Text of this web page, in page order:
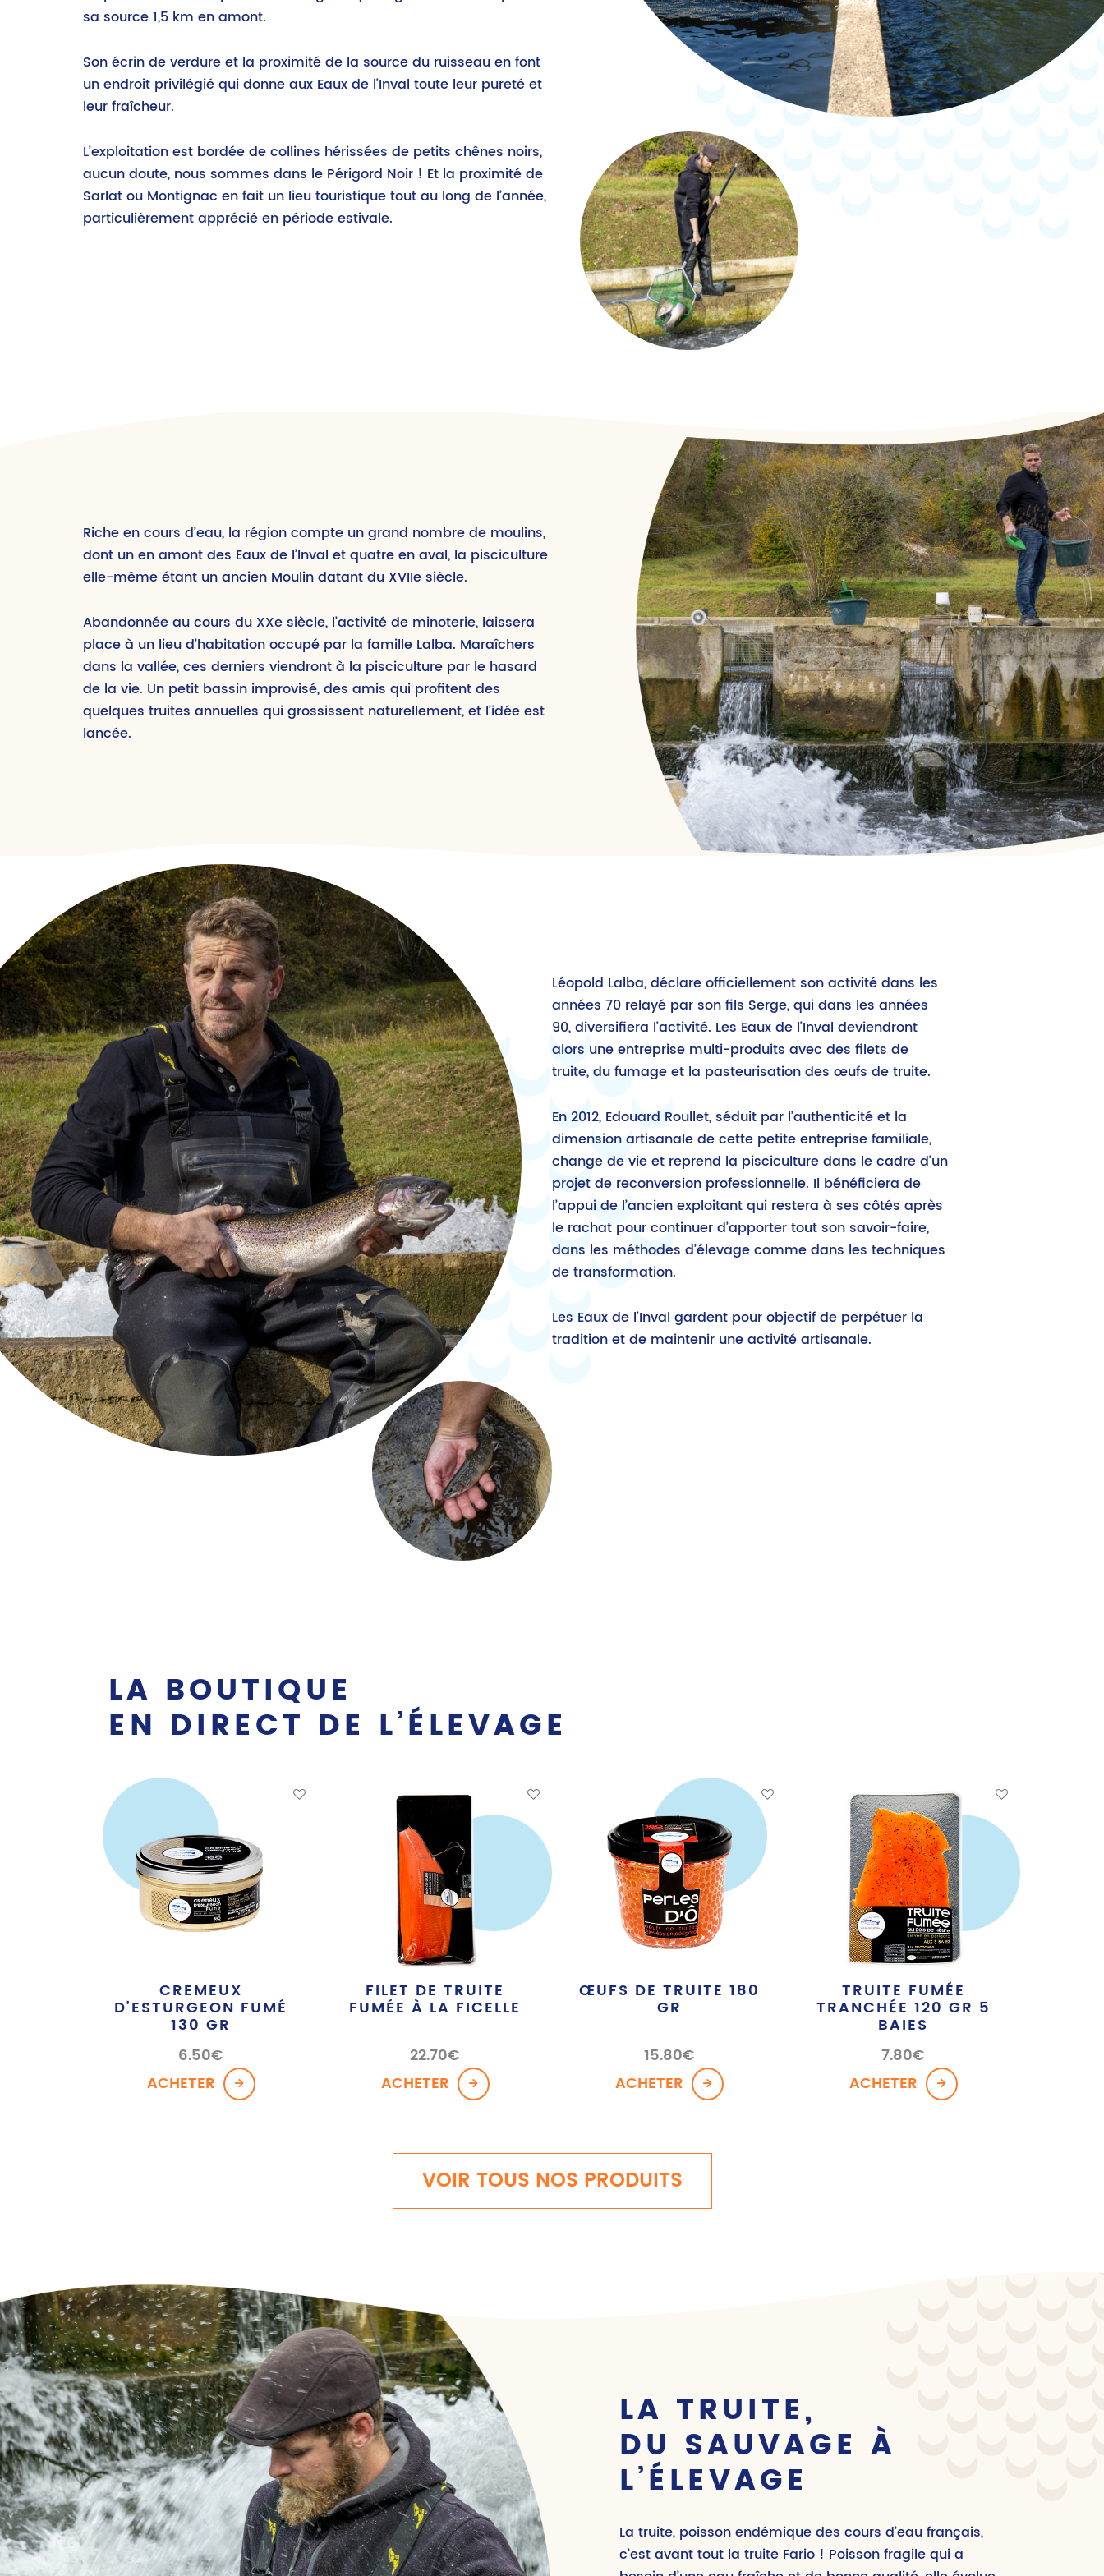
sa source 1,5 km en amont.
Son écrin de verdure et la proximité de la source du ruisseau en font
un endroit privilégié qui donne aux Eaux de l’Inval toute leur pureté et
leur fraîcheur.
L’exploitation est bordée de collines hérissées de petits chênes noirs,
aucun doute, nous sommes dans le Périgord Noir ! Et la proximité de
Sarlat ou Montignac en fait un lieu touristique tout au long de l’année,
particulièrement apprécié en période estivale.
Riche en cours d’eau, la région compte un grand nombre de moulins,
dont un en amont des Eaux de l’Inval et quatre en aval, la pisciculture
elle-même étant un ancien Moulin datant du XVIIe siècle.
Abandonnée au cours du XXe siècle, l’activité de minoterie, laissera
place à un lieu d’habitation occupé par la famille Lalba. Maraîchers
dans la vallée, ces derniers viendront à la pisciculture par le hasard
de la vie. Un petit bassin improvisé, des amis qui profitent des
quelques truites annuelles qui grossissent naturellement, et l’idée est
lancée.
Léopold Lalba, déclare officiellement son activité dans les
années 70 relayé par son fils Serge, qui dans les années
90, diversifiera l’activité. Les Eaux de l’Inval deviendront
alors une entreprise multi-produits avec des filets de
truite, du fumage et la pasteurisation des œufs de truite.
En 2012, Edouard Roullet, séduit par l’authenticité et la
dimension artisanale de cette petite entreprise familiale,
change de vie et reprend la pisciculture dans le cadre d’un
projet de reconversion professionnelle. Il bénéficiera de
l’appui de l’ancien exploitant qui restera à ses côtés après
le rachat pour continuer d’apporter tout son savoir-faire,
dans les méthodes d’élevage comme dans les techniques
de transformation.
Les Eaux de l’Inval gardent pour objectif de perpétuer la
tradition et de maintenir une activité artisanale.
LA BOUTIQUE
EN DIRECT DE L’ÉLEVAGE
CREMEUX
D’ESTURGEON FUMÉ
130 GR
6.50€
ACHETER
FILET DE TRUITE
FUMÉE À LA FICELLE
22.70€
ACHETER
ŒUFS DE TRUITE 180
GR
15.80€
ACHETER
TRUITE FUMÉE
TRANCHÉE 120 GR 5
BAIES
7.80€
ACHETER
VOIR TOUS NOS PRODUITS
LA TRUITE,
DU SAUVAGE À
L’ÉLEVAGE
La truite, poisson endémique des cours d’eau français,
c’est avant tout la truite Fario ! Poisson fragile qui a